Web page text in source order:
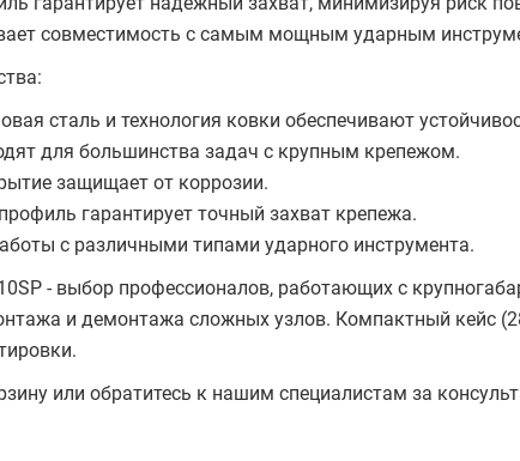
совместимость с самым мощным ударным
сталь и технология ковки обеспечивают
для большинства задач с крупным крепежом.
защищает от коррозии.
гарантирует точный захват крепежа.
с различными типами ударного инструмента.
- выбор профессионалов, работающих с
и демонтажа сложных узлов. Компактный кейс
или обратитесь к нашим специалистам за